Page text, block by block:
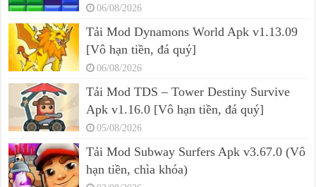
06/08/2026
Tải Mod Dynamons World Apk v1.13.09
[Vô hạn tiền, đá quý]
06/08/2026
Tải Mod TDS – Tower Destiny Survive
Apk v1.16.0 [Vô hạn tiền, đá quý]
05/08/2026
Tải Mod Subway Surfers Apk v3.67.0 (Vô
hạn tiền, chìa khóa)